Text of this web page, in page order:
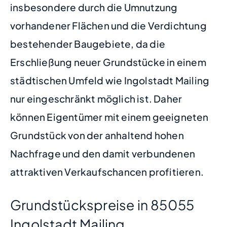
insbesondere durch die Umnutzung
vorhandener Flächen und die Verdichtung
bestehender Baugebiete, da die
Erschließung neuer Grundstücke in einem
städtischen Umfeld wie Ingolstadt Mailing
nur eingeschränkt möglich ist. Daher
können Eigentümer mit einem geeigneten
Grundstück von der anhaltend hohen
Nachfrage und den damit verbundenen
attraktiven Verkaufschancen profitieren.
Grundstückspreise in 85055